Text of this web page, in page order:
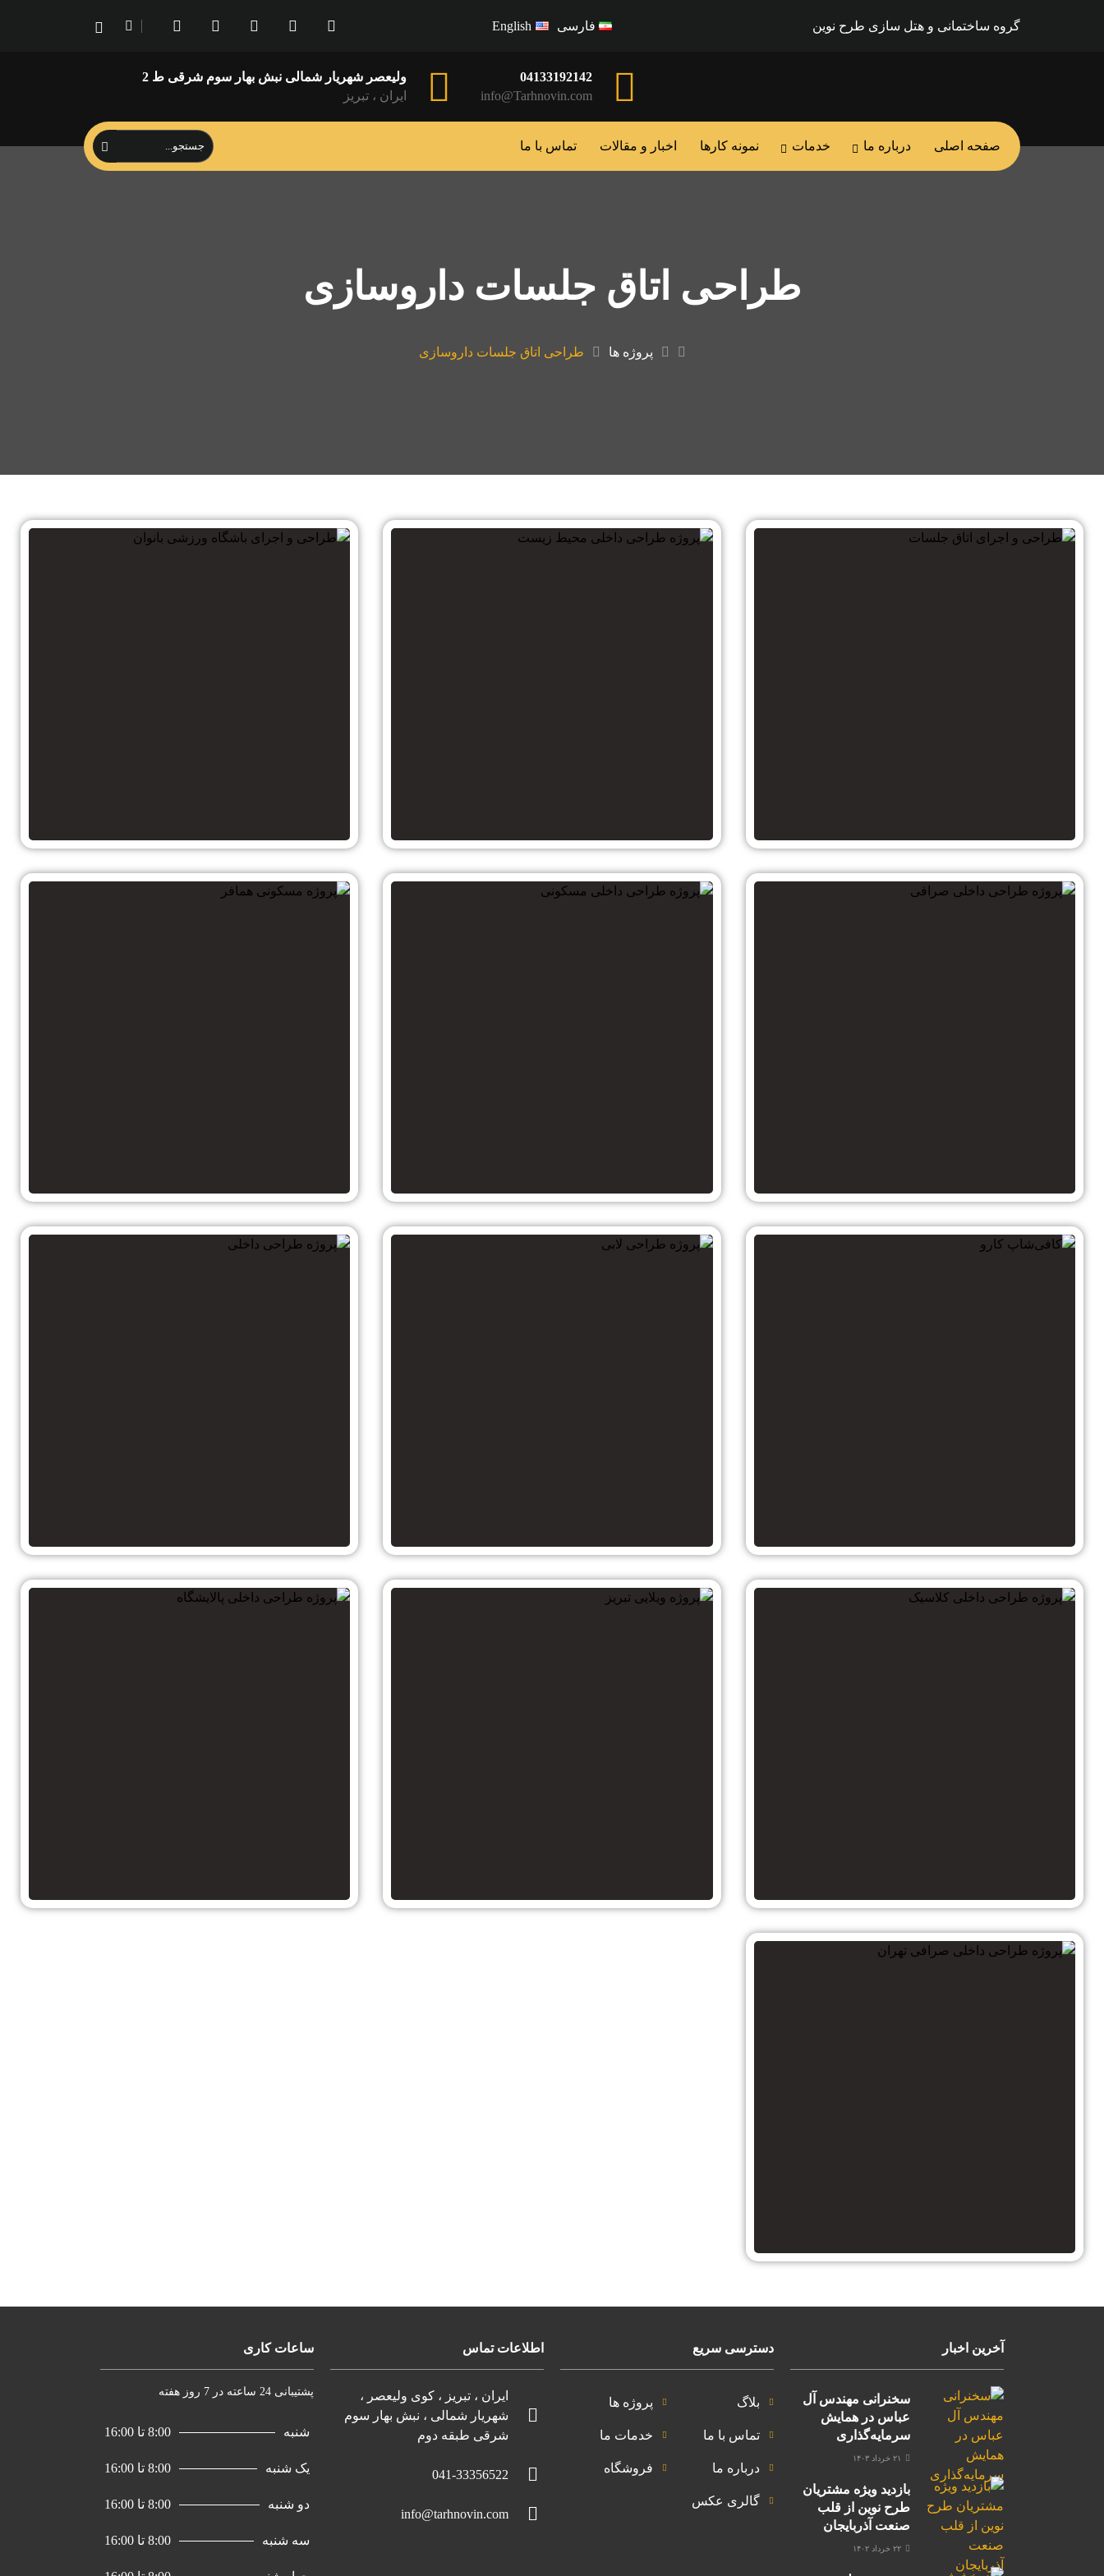
گروه ساختمانی و هتل سازی طرح نوین فارسی English
04133192142
info@Tarhnovin.com
ولیعصر شهریار شمالی نبش بهار سوم شرقی ط 2
ایران ، تبریز
صفحه اصلی درباره ما خدمات نمونه کارها اخبار و مقالات تماس با ما
طراحی اتاق جلسات داروسازی
پروژه ها طراحی اتاق جلسات داروسازی
آخرین اخبار
سخنرانی مهندس آل
عباس در همایش
سرمایه‌گذاری
۲۱ خرداد ۱۴۰۳
بازدید ویژه مشتریان
طرح نوین از قلب
صنعت آذربایجان
۲۲ خرداد ۱۴۰۲
دسترسی سریع
بلاگ پروژه ها
تماس با ما خدمات ما
درباره ما فروشگاه
گالری عکس
اطلاعات تماس
ایران ، تبریز ، کوی ولیعصر ،
شهریار شمالی ، نبش بهار سوم
شرقی طبقه دوم
041-33356522
info@tarhnovin.com
ساعات کاری
پشتیبانی 24 ساعته در 7 روز هفته
شنبه 8:00 تا 16:00
یک شنبه 8:00 تا 16:00
دو شنبه 8:00 تا 16:00
سه شنبه 8:00 تا 16:00